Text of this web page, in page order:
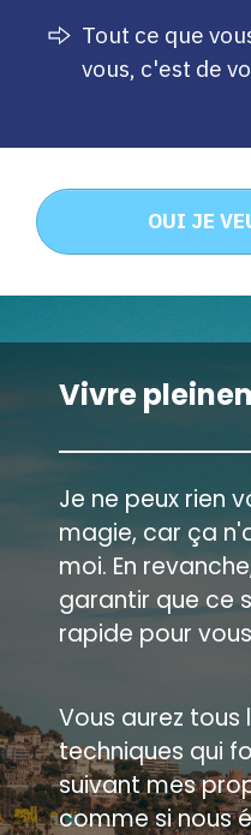
Tout ce que
vous, c'est de
OUI JE
Vivre
Je ne peux rien
magie, car ça
moi. En
garantir que ce
rapide pour
Vous aurez tous
techniques qui
suivant mes
comme si nous